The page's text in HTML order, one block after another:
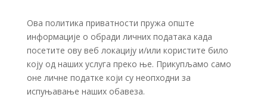
Ова политика приватности пружа опште
информације о обради личних података када
посетите ову веб локацију и/или користите било
коју од наших услуга преко ње. Прикупљамо само
оне личне податке који су неопходни за
испуњавање наших обавеза.